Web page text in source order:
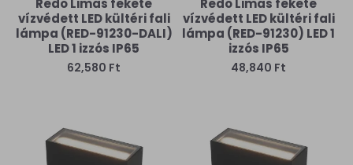
vízvédett LED kültéri fali
lámpa (RED-91230-DALI)
LED 1 izzós IP65
62,580 Ft
vízvédett LED kültéri fali
lámpa (RED-91230) LED 1
izzós IP65
48,840 Ft